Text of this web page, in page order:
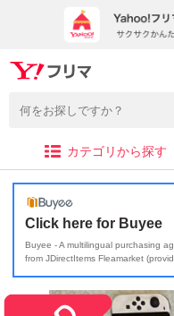
カテゴリから探す
Click here for Buyee
Buyee - A multilingual purchasing
from JDirectItems Fleamarket